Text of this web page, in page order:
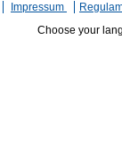
Impressum
Choose your